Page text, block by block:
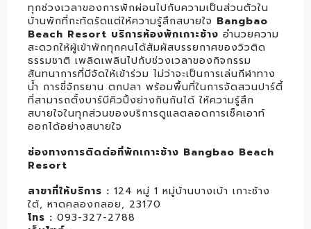
ทุกช่วงเวลาของการพักผ่อนไปกับความเป็นส่วนตัวใน
บ้านพักที่กะทัดรัดแต่ให้ความรู้สึกสบายใจ Bangbao
Beach Resort บริการห้องพักเกาะช้าง อำนวยความ
สะดวกให้ผู้เข้าพักทุกคนได้สัมผัสบรรยกาศของวิวติด
ธรรมชาติ เพลิดเพลินไปกับช่วงเวลาของกิจกรรม
สันทนาการที่มีจัดให้เข้าร่วม ไม่ว่าจะเป็นการเล่นกีฬาทาง
น้ำ การขี่จักรยาน ตกปลา พร้อมพื้นที่ในการจัดสวนปาร์ตี้
ที่สามารถตั้งบาร์บีคิวปิ้งย่างกินกันได้ ให้ความรู้สึก
สบายใจในทุกส่วนของบริการดูแลตลอดการเช็คเอาท์
ออกได้อย่างสบายใจ
ช่องทางการติดต่อที่พักเกาะช้าง Bangbao Beach
Resort
สาขาที่ให้บริการ : 124 หมู่ 1 หมู่บ้านบางเบ้า เกาะช้าง
ใต้, หาดคลองกลอย, 23170
โทร : 093-327-2788